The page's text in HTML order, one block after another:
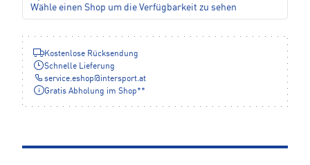
Wähle einen Shop um die Verfügbarkeit zu sehen
Kostenlose Rücksendung
Schnelle Lieferung
service.eshop@intersport.at
Gratis Abholung im Shop**